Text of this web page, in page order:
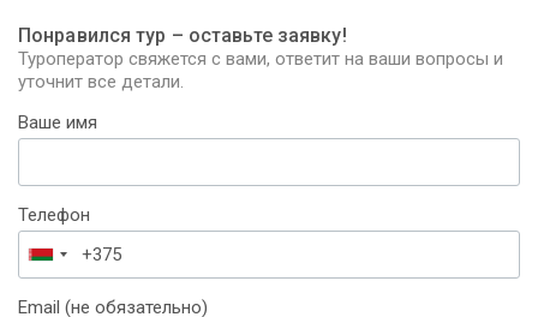
Понравился тур – оставьте заявку!
Туроператор свяжется с вами, ответит на ваши вопросы и
уточнит все детали.
Ваше имя
Телефон
Беларусь
+375
Email (не обязательно)